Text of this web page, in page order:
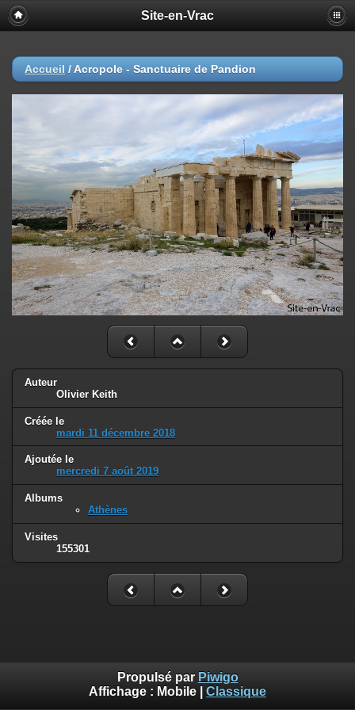
Site-en-Vrac
Accueil / Acropole - Sanctuaire de Pandion
Auteur
Olivier Keith
Créée le
mardi 11 décembre 2018
Ajoutée le
mercredi 7 août 2019
Albums
Athènes
Visites
155301
Propulsé par Piwigo
Affichage : Mobile Classique